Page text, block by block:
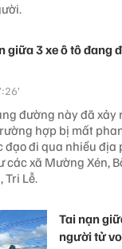
giữa 3 xe ô tô đang
đường này đã xảy
hợp bị mất
đạo đi qua nhiều địa
các xã Mường Xén,
Tri Lễ.
Tai nạn
người tử